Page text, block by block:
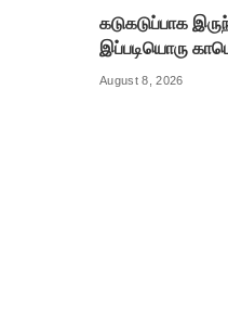
கடுகடுப்பாக
இப்படியொரு
August 8, 2026